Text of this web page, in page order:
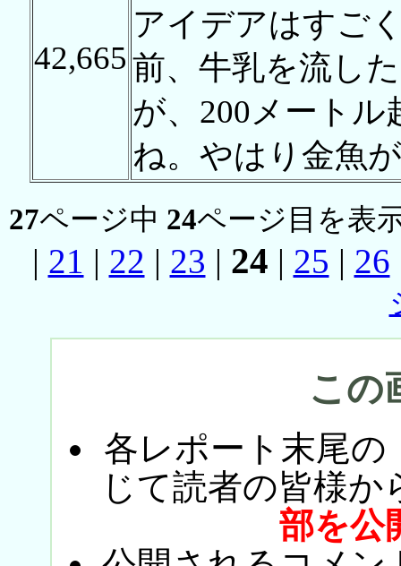
42,665
アイデアはすご
前、牛乳を流し
が、200メート
ね。やはり金魚
27ページ中 24ページ目を表
| 21 | 22 | 23 | 24 | 25 | 26
この
各レポート末尾の
じて読者の皆様か
部を公